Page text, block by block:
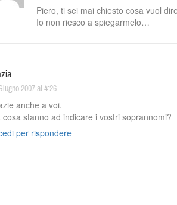
Piero, ti sei mai chiesto cosa vuol
Io non riesco a spiegarmelo…
2007 at 4:26
anche a voi.
cosa stanno ad indicare i vostri soprannomi?
per rispondere